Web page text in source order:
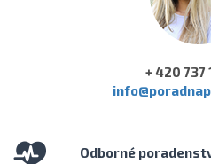
+ 420 737
Odborné